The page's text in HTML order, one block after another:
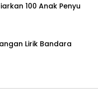
100 Anak Penyu
Lirik Bandara